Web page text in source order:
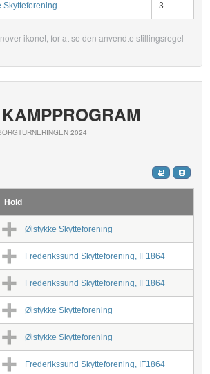
Skytteforening 3
ikonet, for at se den anvendte stillingsregel
2024
Hold
Ølstykke Skytteforening
Frederikssund Skytteforening, IF1864
Frederikssund Skytteforening, IF1864
Ølstykke Skytteforening
Ølstykke Skytteforening
Frederikssund Skytteforening, IF1864